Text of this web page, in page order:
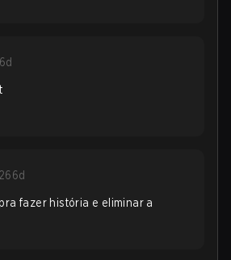
266d
fazer história e eliminar a